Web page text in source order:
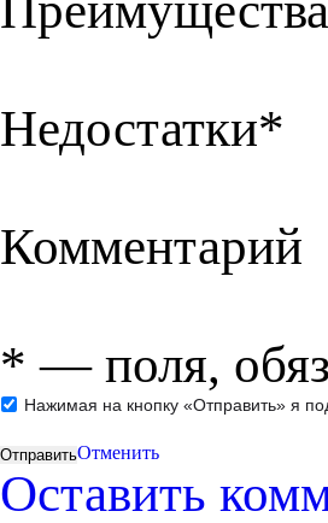
Недостатки*
Комментарий
* — поля,
Нажимая на кнопку «Отправить» я
Отменить
Оставить